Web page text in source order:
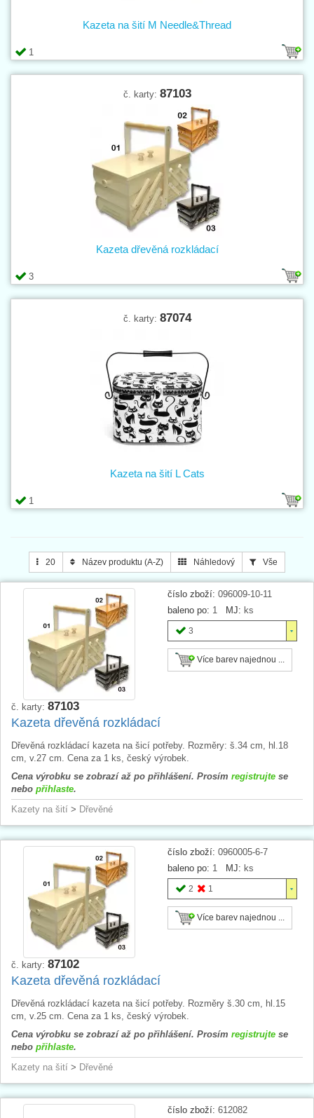
1
Kazeta na šití M Needle&Thread
č. karty: 87103
3
Kazeta dřevěná rozkládací
č. karty: 87074
1
Kazeta na šití L Cats
20 Název produktu (A-Z) Náhledový Vše
číslo zboží: 096009-10-11
baleno po: 1 MJ: ks
3
Více barev najednou ...
č. karty: 87103
Kazeta dřevěná rozkládací
Dřevěná rozkládací kazeta na šicí potřeby. Rozměry: š.34 cm, hl.18
cm, v.27 cm. Cena za 1 ks, český výrobek.
Cena výrobku se zobrazí až po přihlášení. Prosím registrujte se
nebo přihlaste.
Kazety na šití > Dřevěné
číslo zboží: 0960005-6-7
baleno po: 1 MJ: ks
2 1
Více barev najednou ...
č. karty: 87102
Kazeta dřevěná rozkládací
Dřevěná rozkládací kazeta na šicí potřeby. Rozměry š.30 cm, hl.15
cm, v.25 cm. Cena za 1 ks, český výrobek.
Cena výrobku se zobrazí až po přihlášení. Prosím registrujte se
nebo přihlaste.
Kazety na šití > Dřevěné
číslo zboží: 612082